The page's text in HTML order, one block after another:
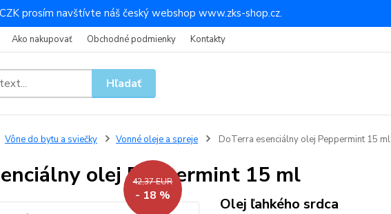
prosím navštívte náš český webshop www.zks-shop.cz.
Ako nakupovať Obchodné podmienky Kontakty
Hľadať
Vône do bytu a sviečky Vonné oleje a spreje DoTerra esenciálny olej Peppermint 15 ml
olej Peppermint 15 ml
42,37 EUR
- 18 % Olej ľahkého srdca